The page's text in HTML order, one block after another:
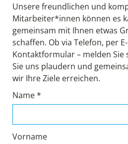
Unsere freundlichen und
Mitarbeiter*innen können es
gemeinsam mit Ihnen etwas
schaffen. Ob via Telefon, per
Kontaktformular – melden Sie
Sie uns plaudern und
wir Ihre Ziele erreichen.
Name *
Vorname